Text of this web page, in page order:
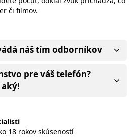
či filmov.
náš tím odborníkov
pre váš telefón?
18 rokov skúseností